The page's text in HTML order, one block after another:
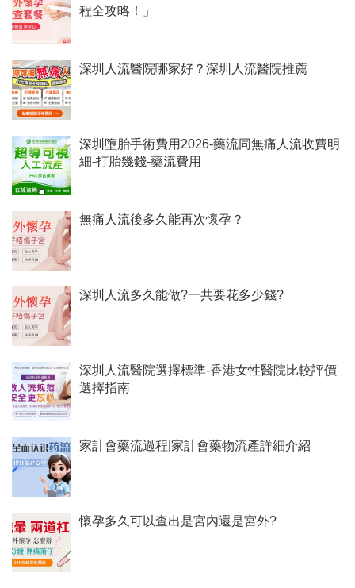
程全攻略！」
深圳人流醫院哪家好？深圳人流醫院推薦
深圳墮胎手術費用2026-藥流同無痛人流收費明
細-打胎幾錢-藥流費用
無痛人流後多久能再次懷孕？
深圳人流多久能做?一共要花多少錢?
深圳人流醫院選擇標準-香港女性醫院比較評價
選擇指南
家計會藥流過程|家計會藥物流產詳細介紹
懷孕多久可以查出是宮內還是宮外?